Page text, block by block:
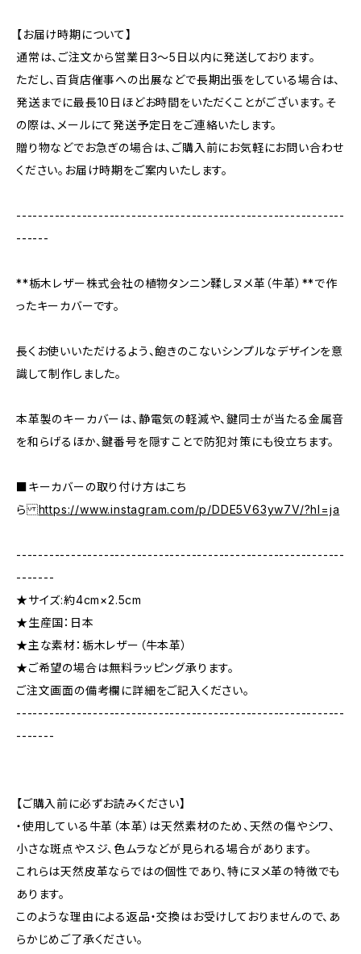
【お届け時期について】
通常は、ご注文から営業日3〜5日以内に発送しております。
ただし、百貨店催事への出展などで長期出張をしている場合は、
発送までに最長10日ほどお時間をいただくことがございます。そ
の際は、メールにて発送予定日をご連絡いたします。
贈り物などでお急ぎの場合は、ご購入前にお気軽にお問い合わせ
ください。お届け時期をご案内いたします。
------------------------------------------------------------
------
**栃木レザー株式会社の植物タンニン鞣しヌメ革（牛革）**で作
ったキーカバーです。
長くお使いいただけるよう、飽きのこないシンプルなデザインを意
識して制作しました。
本革製のキーカバーは、静電気の軽減や、鍵同士が当たる金属音
を和らげるほか、鍵番号を隠すことで防犯対策にも役立ちます。
■キーカバーの取り付け方はこち
らhttps://www.instagram.com/p/DDE5V63yw7V/?hl=ja
------------------------------------------------------------
-------
★サイズ:約4cm×2.5cm
★生産国：日本
★主な素材：栃木レザー（牛本革）
★ご希望の場合は無料ラッピング承ります。
ご注文画面の備考欄に詳細をご記入ください。
------------------------------------------------------------
-------
【ご購入前に必ずお読みください】
・使用している牛革（本革）は天然素材のため、天然の傷やシワ、
小さな斑点やスジ、色ムラなどが見られる場合があります。
これらは天然皮革ならではの個性であり、特にヌメ革の特徴でも
あります。
このような理由による返品・交換はお受けしておりませんので、あ
らかじめご了承ください。